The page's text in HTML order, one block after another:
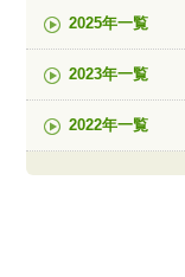
2025年一覧
2023年一覧
2022年一覧